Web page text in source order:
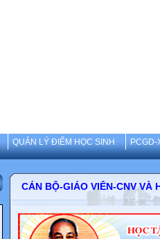
QUẢN LÝ ĐIỂM HỌC SINH PCGD-
CÁN BỘ-GIÁO VIÊN-